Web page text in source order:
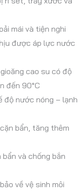
mái và tiện nghi
được áp lực nước
cao su có độ
đến 90°C
độ nước nóng – lạnh
bẩn, tăng thêm
và chống bắn
về vệ sinh môi